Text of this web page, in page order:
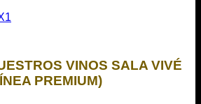
VINOS SALA VIVÉ
PREMIUM)